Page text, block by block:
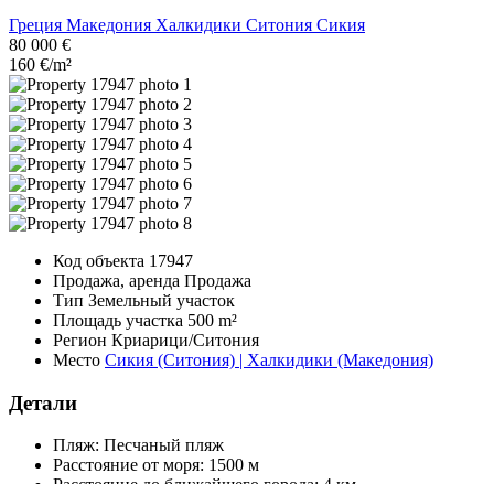
Греция Македония Халкидики Ситония Сикия
80 000 €
160 €/m²
Код объекта 17947
Продажа, аренда Продажа
Тип Земельный участок
Площадь участка 500 m²
Регион Криарици/Ситония
Место Сикия (Ситония) | Халкидики (Македония)
Детали
Пляж: Песчаный пляж
Расстояние от моря: 1500 м